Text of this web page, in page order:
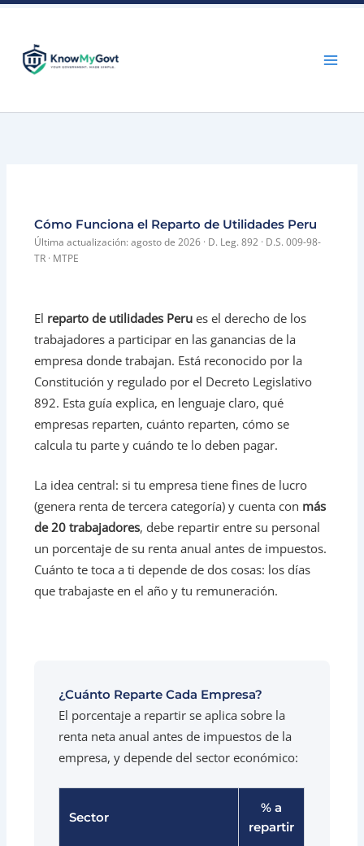
content
Cómo Funciona el Reparto de Utilidades Peru
Última actualización: agosto de 2026 · D. Leg. 892 · D.S. 009-98-
TR · MTPE
El reparto de utilidades Peru es el derecho de los
trabajadores a participar en las ganancias de la
empresa donde trabajan. Está reconocido por la
Constitución y regulado por el Decreto Legislativo
892. Esta guía explica, en lenguaje claro, qué
empresas reparten, cuánto reparten, cómo se
calcula tu parte y cuándo te lo deben pagar.
La idea central: si tu empresa tiene fines de lucro
(genera renta de tercera categoría) y cuenta con más
de 20 trabajadores, debe repartir entre su personal
un porcentaje de su renta anual antes de impuestos.
Cuánto te toca a ti depende de dos cosas: los días
que trabajaste en el año y tu remuneración.
¿Cuánto Reparte Cada Empresa?
El porcentaje a repartir se aplica sobre la
renta neta anual antes de impuestos de la
empresa, y depende del sector económico:
Sector
% a
repartir